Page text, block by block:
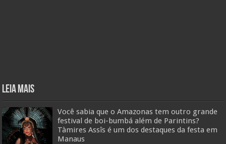
Leia mais
Você sabia que o Amazonas tem outro grande
festival de boi-bumbá além de Parintins?
Tàmires Assîs é um dos destaques da festa em
Manaus